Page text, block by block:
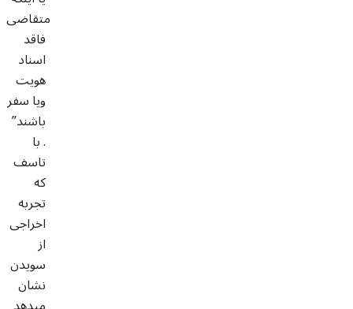
متقاضی
فاقد
اسناد
هویت
ویا سفر
باشند”
. با
تاسف
که
تجربه
اخراجی
از
سویدن
نشان